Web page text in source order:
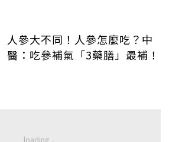
人參大不同！人參怎麼吃？中
醫：吃參補氣「3藥膳」最補！